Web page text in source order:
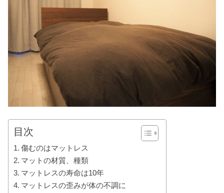
目次
傷むのはマットレス
マットの材質、種類
マットレスの寿命は10年
マットレスの歪みが体の不調に